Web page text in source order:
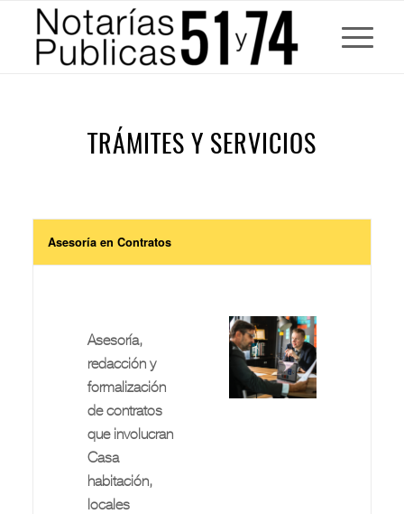
TRÁMITES Y SERVICIOS
Asesoría en Contratos
Asesoría,
redacción y
formalización
de contratos
que involucran
Casa
habitación,
locales